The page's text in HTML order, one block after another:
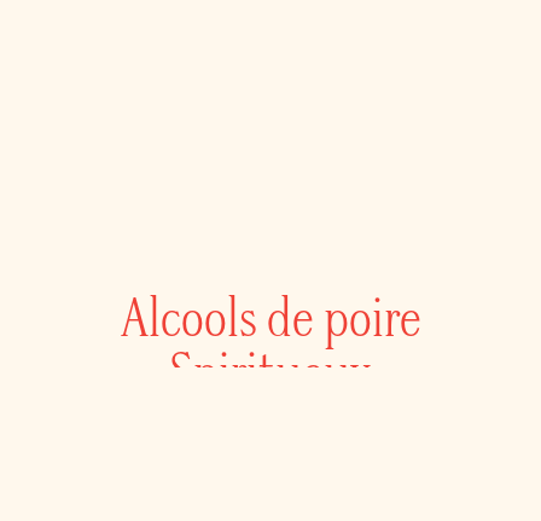
Alcools de poire
Spiritueux